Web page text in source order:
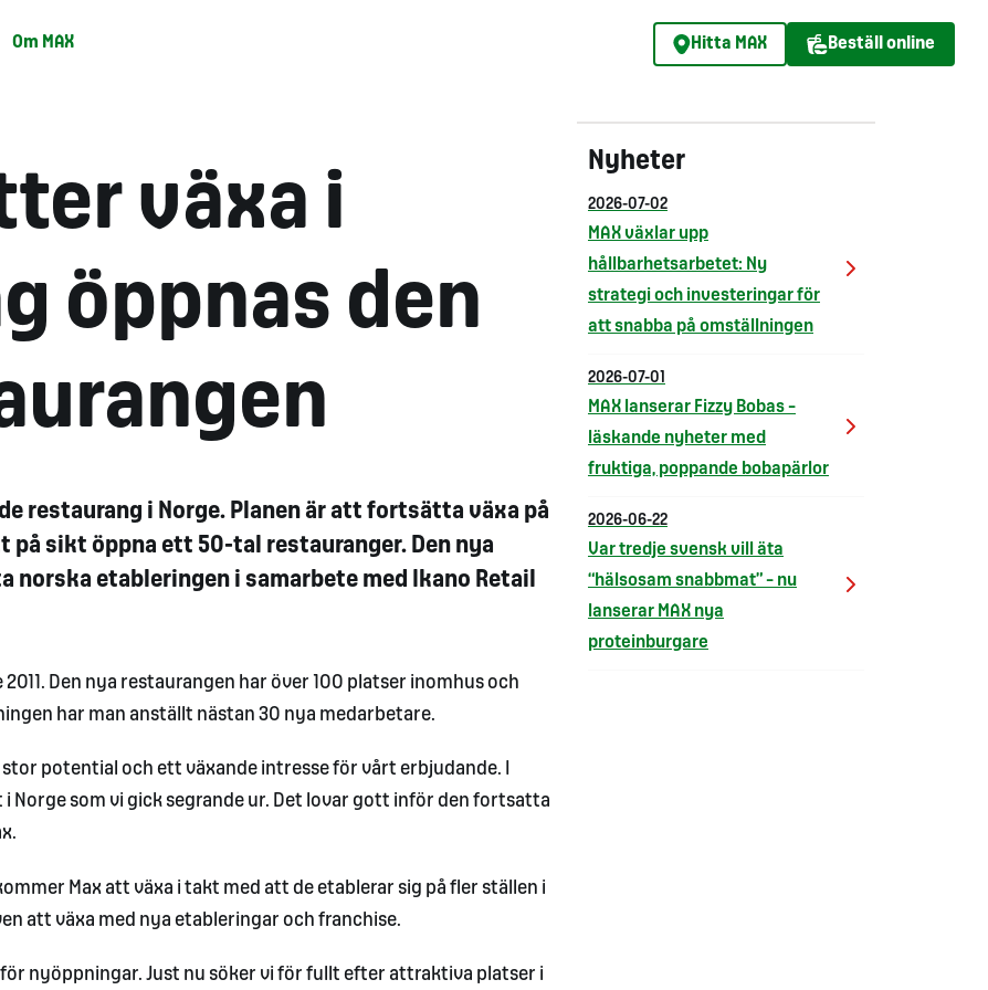
Om MAX Hitta MAX Beställ online
växa i
öppnas den
restaurang i Norge. Planen är att fortsätta växa på
på sikt öppna ett 50-tal restauranger. Den nya
norska etableringen i samarbete med Ikano Retail
Den nya restaurangen har över 100 platser inomhus och
har man anställt nästan 30 nya medarbetare.
potential och ett växande intresse för vårt erbjudande. I
Norge som vi gick segrande ur. Det lovar gott inför den fortsatta
Max att växa i takt med att de etablerar sig på fler ställen i
att växa med nya etableringar och franchise.
nyöppningar. Just nu söker vi för fullt efter attraktiva platser i
Nyheter
2026-07-02
MAX växlar upp
hållbarhetsarbetet: Ny
strategi och investeringar för
att snabba på omställningen
2026-07-01
MAX lanserar Fizzy Bobas –
läskande nyheter med
fruktiga, poppande bobapärlor
2026-06-22
Var tredje svensk vill äta
“hälsosam snabbmat” – nu
lanserar MAX nya
proteinburgare